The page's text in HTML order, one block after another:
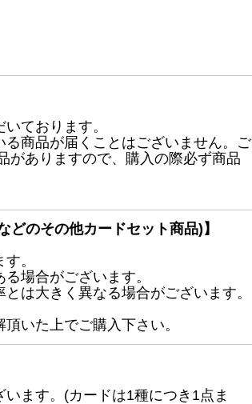
ております。
商品が届くことはございません。ご
がありますので、購入の際必ず商品
どのその他カードセット商品)】
。
場合がございます。
は大きく異なる場合がございます。
いた上でご購入下さい。
ます。(カードは1種につき1点ま